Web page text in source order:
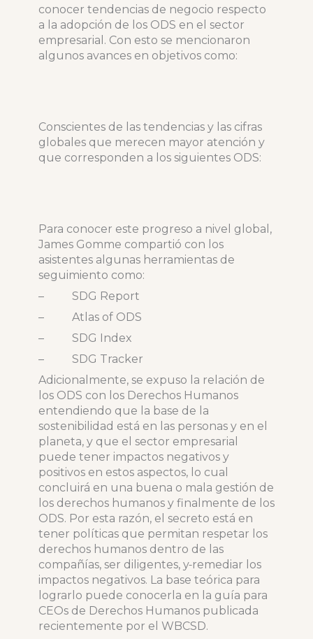
conocer tendencias de negocio respecto
a la adopción de los ODS en el sector
empresarial. Con esto se mencionaron
algunos avances en objetivos como:
Conscientes de las tendencias y las cifras
globales que merecen mayor atención y
que corresponden a los siguientes ODS:
Para conocer este progreso a nivel global,
James Gomme compartió con los
asistentes algunas herramientas de
seguimiento como:
– SDG Report
– Atlas of ODS
– SDG Index
– SDG Tracker
Adicionalmente, se expuso la relación de
los ODS con los Derechos Humanos
entendiendo que la base de la
sostenibilidad está en las personas y en el
planeta, y que el sector empresarial
puede tener impactos negativos y
positivos en estos aspectos, lo cual
concluirá en una buena o mala gestión de
los derechos humanos y finalmente de los
ODS. Por esta razón, el secreto está en
tener políticas que permitan respetar los
derechos humanos dentro de las
compañías, ser diligentes, y remediar los
impactos negativos. La base teórica para
lograrlo puede conocerla en la guía para
CEOs de Derechos Humanos publicada
recientemente por el WBCSD.